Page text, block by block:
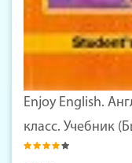
Enjoy English.
класс. Учебник